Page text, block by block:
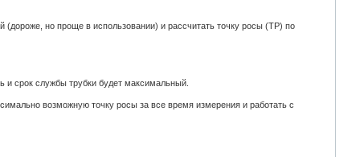
но проще в использовании) и рассчитать точку росы (ТР) по
срок службы трубки будет максимальный.
возможную точку росы за все время измерения и работать с